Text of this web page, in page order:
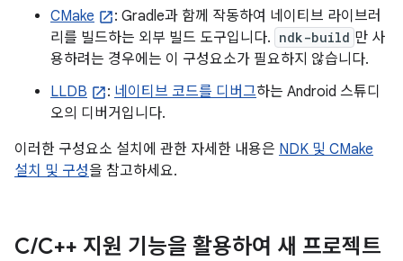
CMake
: Gradle과 함께 작동하여 네이티브 라이브러
리를 빌드하는 외부 빌드 도구입니다. ndk-build 만 사
용하려는 경우에는 이 구성요소가 필요하지 않습니다.
LLDB
: 네이티브 코드를 디버그하는 Android 스튜디
오의 디버거입니다.
이러한 구성요소 설치에 관한 자세한 내용은 NDK 및 CMake
설치 및 구성을 참고하세요.
C/C++ 지원 기능을 활용하여 새 프로젝트